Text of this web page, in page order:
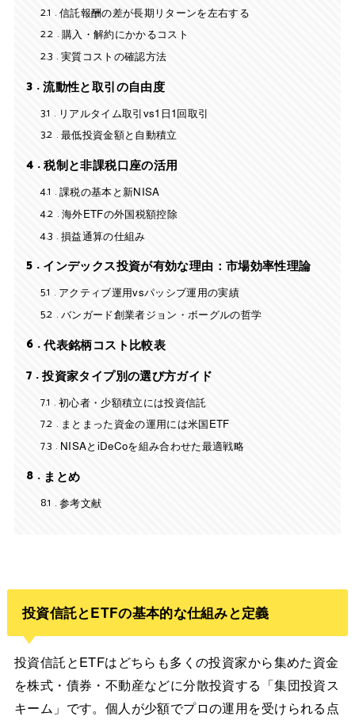
2.1
信託報酬の差が長期リターンを左右する
2.2 購入・解約にかかるコスト
2.3 実質コストの確認方法
3
流動性と取引の自由度
3.1
リアルタイム取引vs1日1回取引
3.2 最低投資金額と自動積立
4
税制と非課税口座の活用
4.1
課税の基本と新NISA
4.2 海外ETFの外国税額控除
4.3 損益通算の仕組み
5
インデックス投資が有効な理由：市場効率性理論
5.1
アクティブ運用vsパッシブ運用の実績
5.2 バンガード創業者ジョン・ボーグルの哲学
6 代表銘柄コスト比較表
7
投資家タイプ別の選び方ガイド
7.1
初心者・少額積立には投資信託
7.2 まとまった資金の運用には米国ETF
7.3 NISAとiDeCoを組み合わせた最適戦略
8
まとめ
8.1
参考文献
投資信託とETFの基本的な仕組みと定義
投資信託とETFはどちらも多くの投資家から集めた資金
を株式・債券・不動産などに分散投資する「集団投資ス
キーム」です。個人が少額でプロの運用を受けられる点